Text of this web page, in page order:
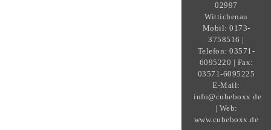
02997
Wittichenau
Mobil: 0173-
3758516 |
Telefon: 03571-
6095220 | Fax:
03571-6095225
E-Mail:
info@cubeboxx.de
| Web:
www.cubeboxx.de